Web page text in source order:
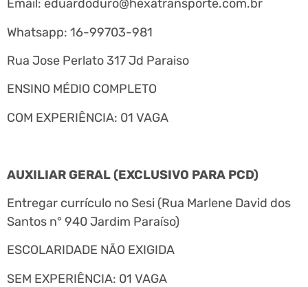
Email: eduardoduro@hexatransporte.com.br
Whatsapp: 16-99703-981
Rua Jose Perlato 317 Jd Paraiso
ENSINO MÉDIO COMPLETO
COM EXPERIÊNCIA: 01 VAGA
AUXILIAR GERAL (EXCLUSIVO PARA PCD)
Entregar currículo no Sesi (Rua Marlene David dos
Santos n° 940 Jardim Paraíso)
ESCOLARIDADE NÃO EXIGIDA
SEM EXPERIÊNCIA: 01 VAGA